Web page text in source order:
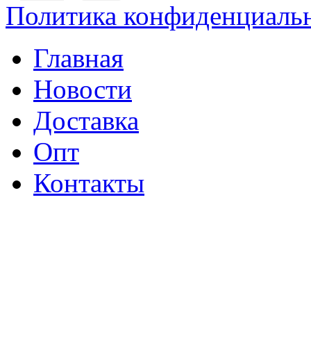
Политика
Главная
Новости
Доставка
Опт
Контакты